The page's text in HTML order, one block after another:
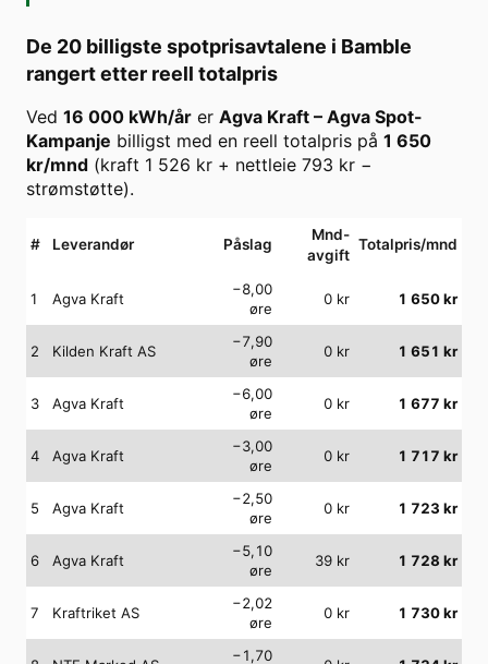
De 20 billigste spotprisavtalene i Bamble
rangert etter reell totalpris
Ved 16 000 kWh/år er Agva Kraft – Agva Spot-
Kampanje billigst med en reell totalpris på 1 650
kr/mnd (kraft 1 526 kr + nettleie 793 kr −
strømstøtte).
# Leverandør Påslag
Mnd-
avgift
Totalpris/mnd
1 Agva Kraft
−8,00
øre
0 kr 1 650kr
2 Kilden Kraft AS
−7,90
øre
0 kr 1 651 kr
3 Agva Kraft
−6,00
øre
0 kr 1 677 kr
4 Agva Kraft
−3,00
øre
0 kr 1 717 kr
5 Agva Kraft
−2,50
øre
0 kr 1 723 kr
6 Agva Kraft
−5,10
øre
39 kr 1 728 kr
7 Kraftriket AS
−2,02
øre
0 kr 1 730kr
−1,70